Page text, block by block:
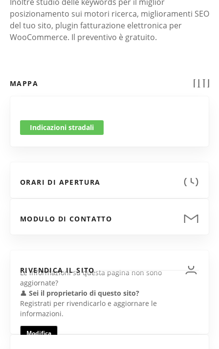
posizionamento sui motori ricerca, miglioramenti SEO
del tuo sito, plugin fatturazione elettronica per
WooCommerce. Il preventivo è gratuito.
MAPPA
Indicazioni stradali
ORARI DI APERTURA
MODULO DI CONTATTO
RIVENDICA IL SITO
Le informazioni su questa pagina non sono
aggiornate?
👤 Sei il proprietario di questo sito?
Registrati per rivendicarlo e aggiornare le
informazioni.
Modifica